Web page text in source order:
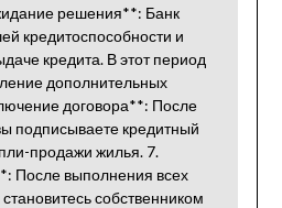
решения**: Банк
кредитоспособности и
кредита. В этот период
дополнительных
договора**: После
подписываете кредитный
продажи жилья. 7.
После выполнения всех
собственником